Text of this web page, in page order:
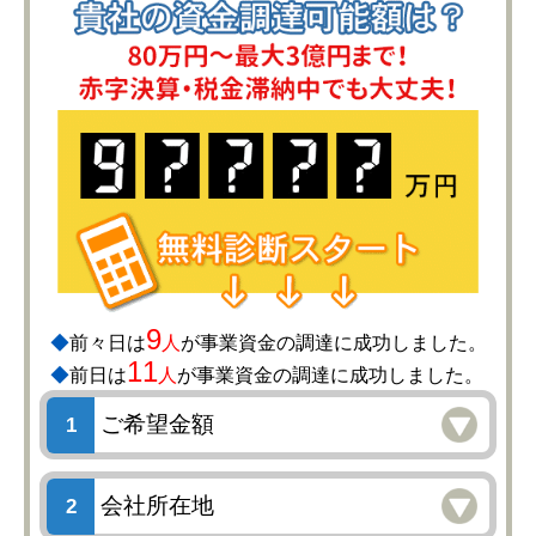
◆前々日は9人が事業資金の調達に成功しました。
◆前日は11人が事業資金の調達に成功しました。